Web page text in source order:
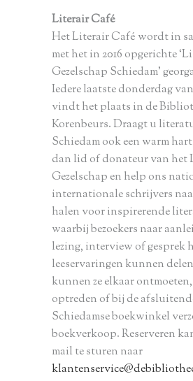
Literair Café
Het Literair Café wordt in
met het in 2016 opgerichte
Gezelschap Schiedam’
Iedere laatste donderdag
vindt het plaats in de
Korenbeurs. Draagt u
Schiedam ook een warm
dan lid of donateur van het
Gezelschap en help ons
internationale schrijvers
halen voor inspirerende
waarbij bezoekers naar
lezing, interview of gesprek
leeservaringen kunnen
kunnen ze elkaar
optreden of bij de
Schiedamse boekwinkel
boekverkoop. Reserveren
mail te sturen naar